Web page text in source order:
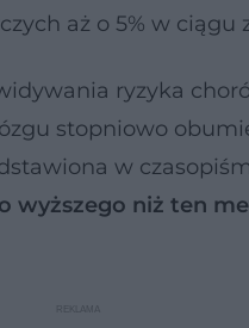
aż o 5% w ciągu
ryzyka
stopniowo
w
wyższego niż ten